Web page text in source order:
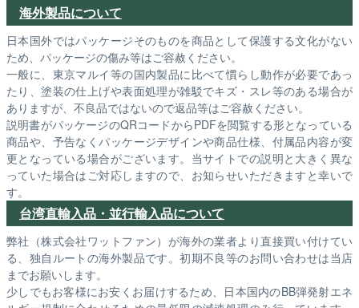
海外製品について
日本国外ではパッケージそのものを商品として保護する文化がない
ため、パッケージの傷み等はご容赦ください。
一般に、東京マルイ等の国内製品に比べて慣らし動作が必要であっ
たり、塗装の仕上げや表面処理が雑駁でキズ・スレ等のある場合が
ありますが、不良品ではないので返品等はご容赦ください。
説明書がパッケージのQRコードからPDFを閲覧する形となっている
商品や、予告なくパッケージデザインや商品仕様、付属品内容が変
更となっている場合がございます。当サイトでの説明と大きく異な
っていた場合はご対応しますので、お知らせいただきますと幸いで
す。
台湾直輸入品・並行輸入品について
弊社（株式会社ワットファン）が海外の業者より直接買い付けてい
る、独自ルートの海外製品です。初期不良等のお問い合わせは当店
までお願いします。
少しでもお客様にお安くお届けするため、日本国内のBB弾発射エネ